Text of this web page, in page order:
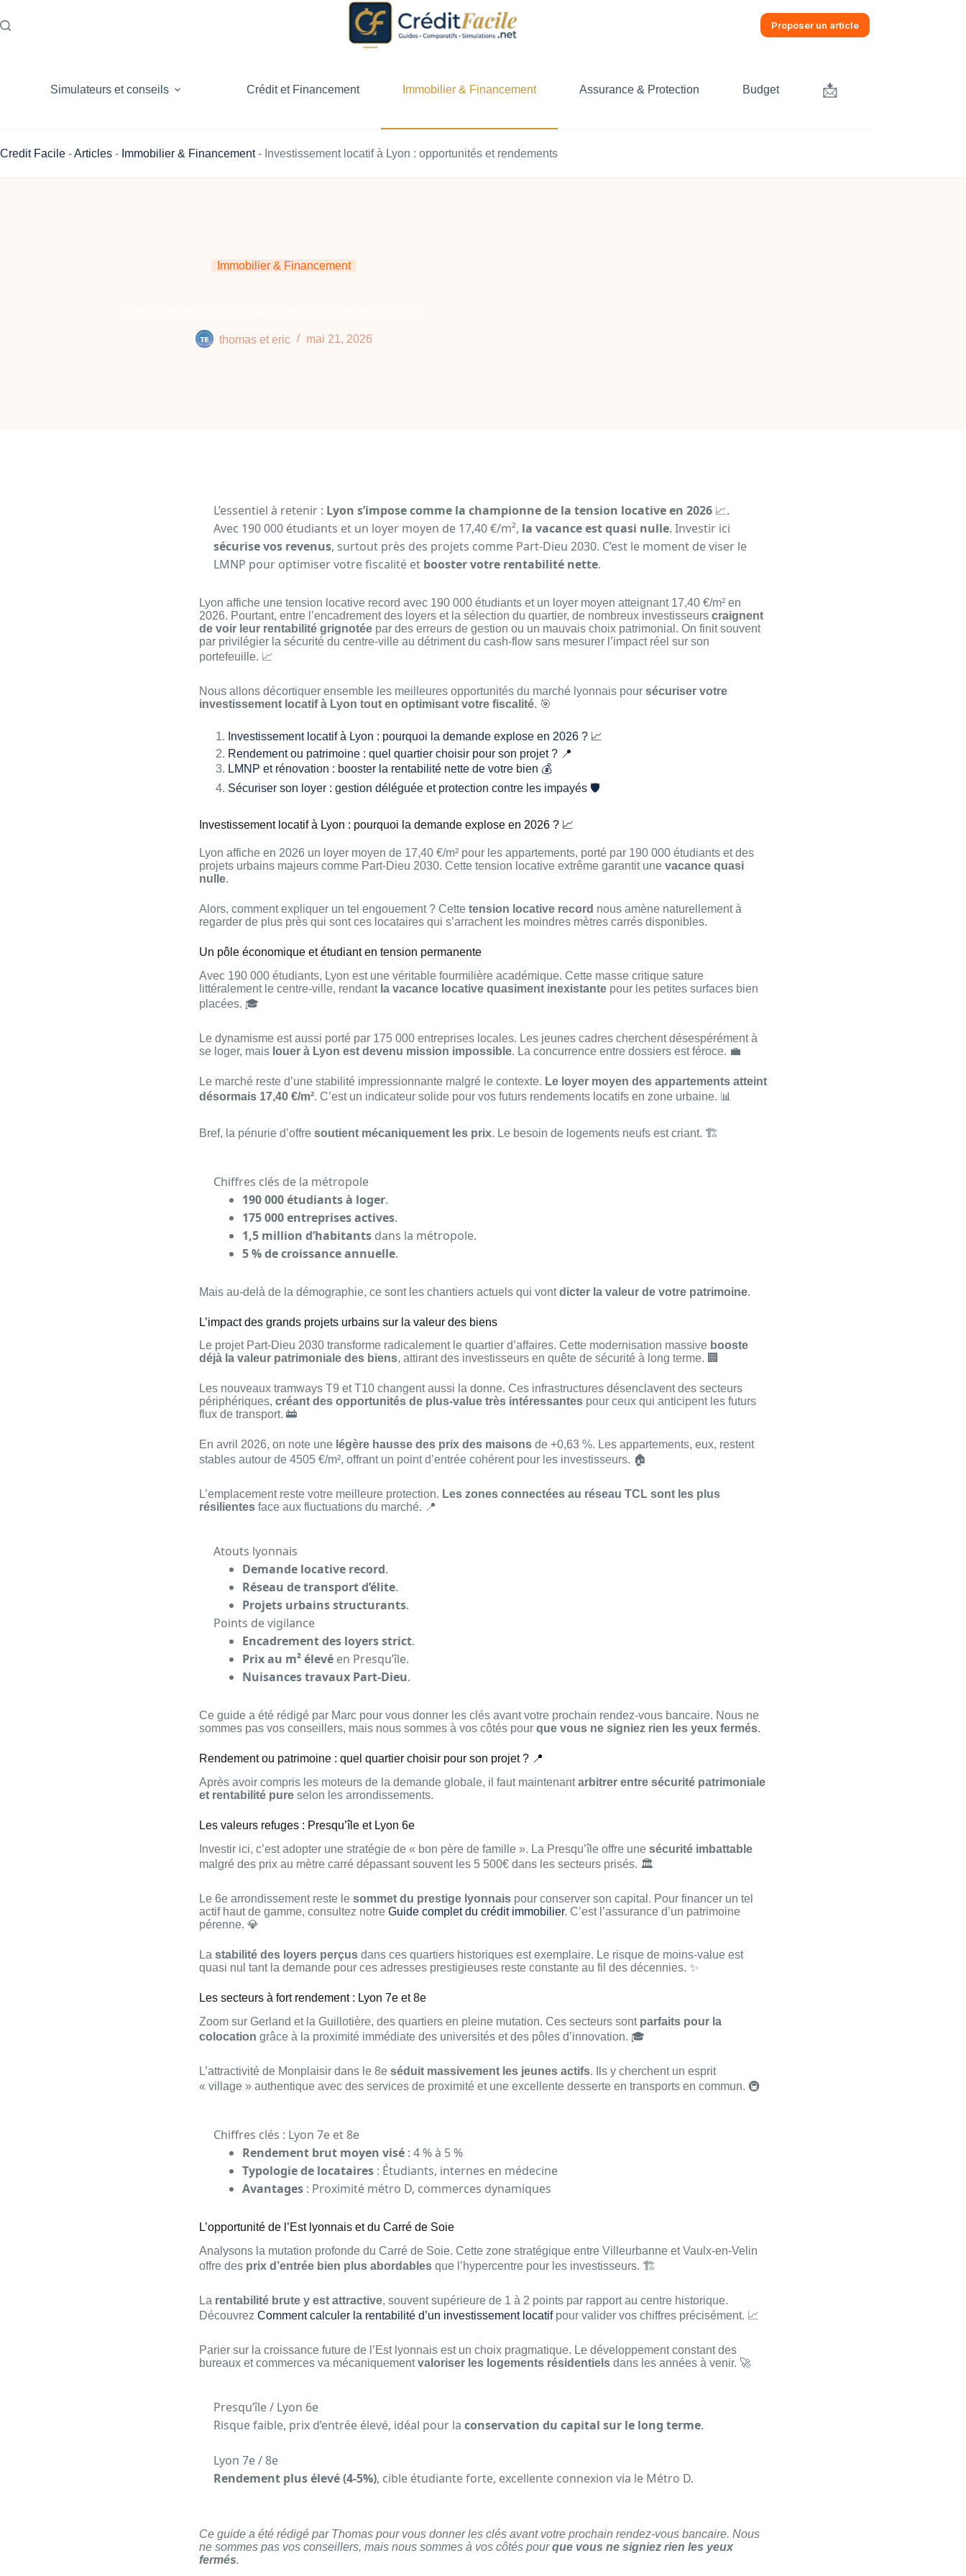
au
contenu
Proposer un article
Simulateurs et conseils Crédit et Financement Immobilier & Financement Assurance & Protection Budget 📩
Credit Facile -Articles - Immobilier & Financement- Investissement locatif à Lyon : opportunités et rendements
Immobilier & Financement
thomas et eric mai 21, 2026
L’essentiel à retenir : Lyon s’impose comme la championne de la tension locative en 2026 📈.
Avec 190 000 étudiants et un loyer moyen de 17,40 €/m², la vacance est quasi nulle. Investir ici
sécurise vos revenus, surtout près des projets comme Part-Dieu 2030. C’est le moment de viser le
LMNP pour optimiser votre fiscalité et booster votre rentabilité nette.
Lyon affiche une tension locative record avec 190 000 étudiants et un loyer moyen atteignant 17,40 €/m² en
2026. Pourtant, entre l’encadrement des loyers et la sélection du quartier, de nombreux investisseurs craignent
de voir leur rentabilité grignotée par des erreurs de gestion ou un mauvais choix patrimonial. On finit souvent
par privilégier la sécurité du centre-ville au détriment du cash-flow sans mesurer l’impact réel sur son
portefeuille. 📈
Nous allons décortiquer ensemble les meilleures opportunités du marché lyonnais pour sécuriser votre
investissement locatif à Lyon tout en optimisant votre fiscalité. 🎯
Investissement locatif à Lyon : pourquoi la demande explose en 2026 ? 📈
Rendement ou patrimoine : quel quartier choisir pour son projet ? 📍
LMNP et rénovation : booster la rentabilité nette de votre bien 💰
Sécuriser son loyer : gestion déléguée et protection contre les impayés 🛡️
Investissement locatif à Lyon : pourquoi la demande explose en 2026 ? 📈
Lyon affiche en 2026 un loyer moyen de 17,40 €/m² pour les appartements, porté par 190 000 étudiants et des
projets urbains majeurs comme Part-Dieu 2030. Cette tension locative extrême garantit une vacance quasi
nulle.
Alors, comment expliquer un tel engouement ? Cette tension locative record nous amène naturellement à
regarder de plus près qui sont ces locataires qui s’arrachent les moindres mètres carrés disponibles.
Un pôle économique et étudiant en tension permanente
Avec 190 000 étudiants, Lyon est une véritable fourmilière académique. Cette masse critique sature
littéralement le centre-ville, rendant la vacance locative quasiment inexistante pour les petites surfaces bien
placées. 🎓
Le dynamisme est aussi porté par 175 000 entreprises locales. Les jeunes cadres cherchent désespérément à
se loger, mais louer à Lyon est devenu mission impossible. La concurrence entre dossiers est féroce. 💼
Le marché reste d’une stabilité impressionnante malgré le contexte. Le loyer moyen des appartements atteint
désormais 17,40 €/m². C’est un indicateur solide pour vos futurs rendements locatifs en zone urbaine. 📊
Bref, la pénurie d’offre soutient mécaniquement les prix. Le besoin de logements neufs est criant. 🏗️
Chiffres clés de la métropole
190 000 étudiants à loger.
175 000 entreprises actives.
1,5 million d’habitants dans la métropole.
5 % de croissance annuelle.
Mais au-delà de la démographie, ce sont les chantiers actuels qui vontdicter la valeur de votre patrimoine.
L’impact des grands projets urbains sur la valeur des biens
Le projet Part-Dieu 2030 transforme radicalement le quartier d’affaires. Cette modernisation massive booste
déjà la valeur patrimoniale des biens, attirant des investisseurs en quête de sécurité à long terme. 🏢
Les nouveaux tramways T9 et T10 changent aussi la donne. Ces infrastructures désenclavent des secteurs
périphériques, créant des opportunités de plus-value très intéressantes pour ceux qui anticipent les futurs
flux de transport. 🚋
En avril 2026, on note une légère hausse des prix des maisons de +0,63 %. Les appartements, eux, restent
stables autour de 4505 €/m², offrant un point d’entrée cohérent pour les investisseurs. 🏠
L’emplacement reste votre meilleure protection. Les zones connectées au réseau TCL sont les plus
résilientes face aux fluctuations du marché. 📍
Atouts lyonnais
Demande locative record.
Réseau de transport d’élite.
Projets urbains structurants.
Points de vigilance
Encadrement des loyers strict.
Prix au m² élevé en Presqu’île.
Nuisances travaux Part-Dieu.
Ce guide a été rédigé par Marc pour vous donner les clés avant votre prochain rendez-vous bancaire. Nous ne
sommes pas vos conseillers, mais nous sommes à vos côtés pour que vous ne signiez rien les yeux fermés.
Rendement ou patrimoine : quel quartier choisir pour son projet ? 📍
Après avoir compris les moteurs de la demande globale, il faut maintenantarbitrer entre sécurité patrimoniale
et rentabilité pure selon les arrondissements.
Les valeurs refuges : Presqu’île et Lyon 6e
Investir ici, c’est adopter une stratégie de « bon père de famille ». La Presqu’île offre une sécurité imbattable
malgré des prix au mètre carré dépassant souvent les 5 500€ dans les secteurs prisés. 🏛️
Le 6e arrondissement reste le sommet du prestige lyonnais pour conserver son capital. Pour financer un tel
actif haut de gamme, consultez notre Guide complet du crédit immobilier. C’est l’assurance d’un patrimoine
pérenne. 💎
La stabilité des loyers perçus dans ces quartiers historiques est exemplaire. Le risque de moins-value est
quasi nul tant la demande pour ces adresses prestigieuses reste constante au fil des décennies. ✨
Les secteurs à fort rendement : Lyon 7e et 8e
Zoom sur Gerland et la Guillotière, des quartiers en pleine mutation. Ces secteurs sont parfaits pour la
colocation grâce à la proximité immédiate des universités et des pôles d’innovation. 🎓
L’attractivité de Monplaisir dans le 8e séduit massivement les jeunes actifs. Ils y cherchent un esprit
« village » authentique avec des services de proximité et une excellente desserte en transports en commun. 🚇
Chiffres clés : Lyon 7e et 8e
Rendement brut moyen visé : 4 % à 5 %
Typologie de locataires : Étudiants, internes en médecine
Avantages : Proximité métro D, commerces dynamiques
L’opportunité de l’Est lyonnais et du Carré de Soie
Analysons la mutation profonde du Carré de Soie. Cette zone stratégique entre Villeurbanne et Vaulx-en-Velin
offre des prix d’entrée bien plus abordables que l’hypercentre pour les investisseurs. 🏗️
La rentabilité brute y est attractive, souvent supérieure de 1 à 2 points par rapport au centre historique.
Découvrez Comment calculer la rentabilité d’un investissement locatifpour valider vos chiffres précisément. 📈
Parier sur la croissance future de l’Est lyonnais est un choix pragmatique. Le développement constant des
bureaux et commerces va mécaniquementvaloriser les logements résidentiels dans les années à venir. 🚀
Presqu’île / Lyon 6e
Risque faible, prix d’entrée élevé, idéal pour la conservation du capital sur le long terme.
Lyon 7e / 8e
Rendement plus élevé (4-5%), cible étudiante forte, excellente connexion via le Métro D.
Ce guide a été rédigé par Thomas pour vous donner les clés avant votre prochain rendez-vous bancaire. Nous
ne sommes pas vos conseillers, mais nous sommes à vos côtés pourque vous ne signiez rien les yeux
fermés.